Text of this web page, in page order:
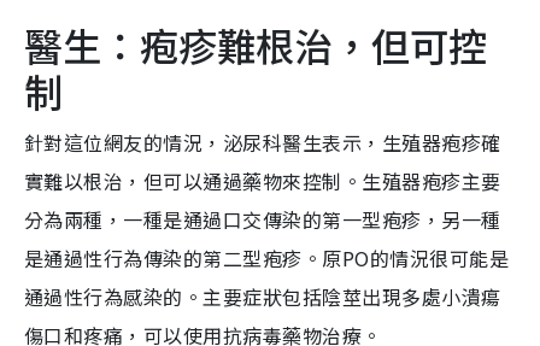
醫生：疱疹難根治，但可控
制
針對這位網友的情況，泌尿科醫生表示，生殖器疱疹確
實難以根治，但可以通過藥物來控制。生殖器疱疹主要
分為兩種，一種是通過口交傳染的第一型疱疹，另一種
是通過性行為傳染的第二型疱疹。原PO的情況很可能是
通過性行為感染的。主要症狀包括陰莖出現多處小潰瘍
傷口和疼痛，可以使用抗病毒藥物治療。